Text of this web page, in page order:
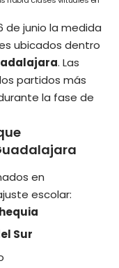
de junio la medida
ubicados dentro
. Las
partidos más
la fase de
en
escolar:
Sur